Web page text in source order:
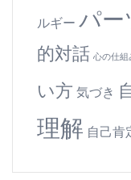
ルギー パー
的対話 心の仕組
い方 気づき
理解 自己肯